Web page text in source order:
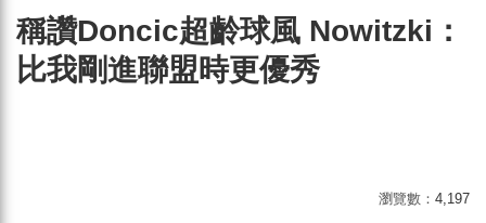
稱讚Doncic超齡球風 Nowitzki：
比我剛進聯盟時更優秀
瀏覽數： 4,197